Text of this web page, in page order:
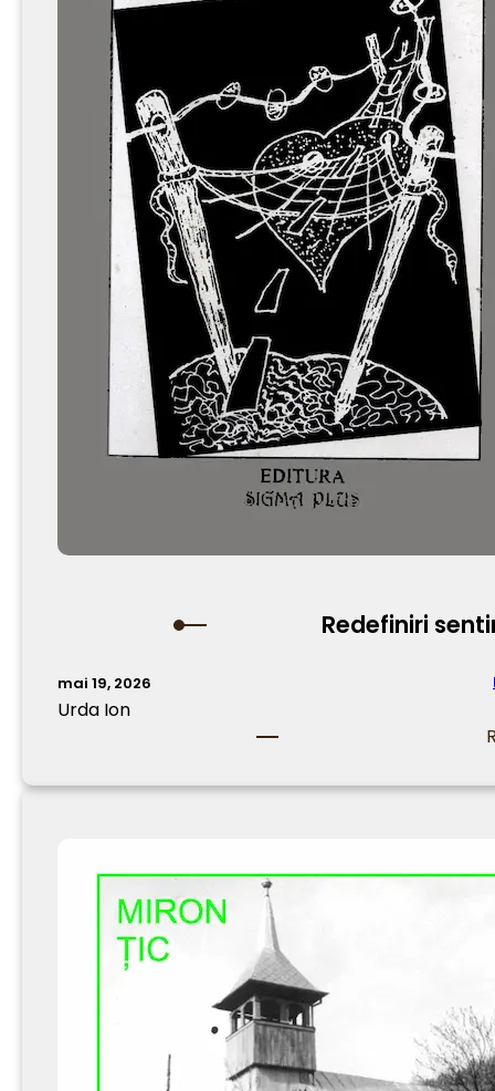
Redefiniri
mai 19, 2026
Urda Ion